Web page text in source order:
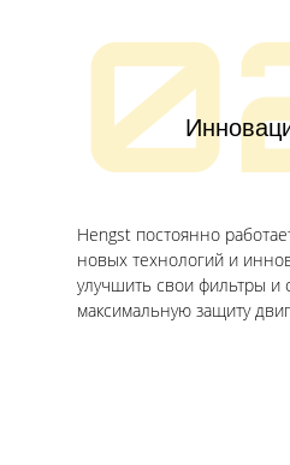
Hengst постоянно
новых технологий и
улучшить свои фильтры и
максимальную защиту